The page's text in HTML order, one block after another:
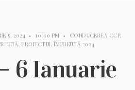
5, 2024 • 10:00 PM • CONDUCEREA CCP,
,PROIECTUL ÎMPREUNĂ 2024
6 Ianuarie